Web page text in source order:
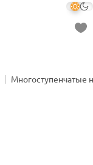
Многоступенчатые